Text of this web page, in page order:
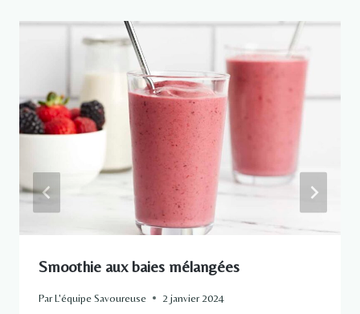
Smoothie aux baies mélangées
ParL'équipe Savoureuse 2 janvier 2024